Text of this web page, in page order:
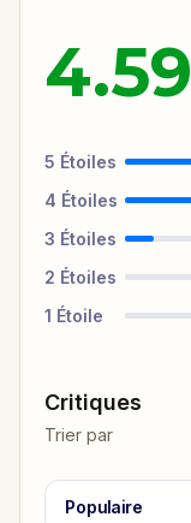
4.59
5 Étoiles
4 Étoiles
3 Étoiles
2 Étoiles
1 Étoile
Critiques
Trier par
Populaire